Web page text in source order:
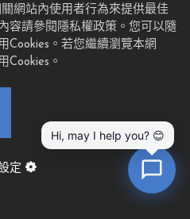
網站內使用者行為來提供最佳
容請參閱隱私權政策。您可以隨
Cookies。若您繼續瀏覽本網
Cookies。
定
Hi, may I help you? 😊